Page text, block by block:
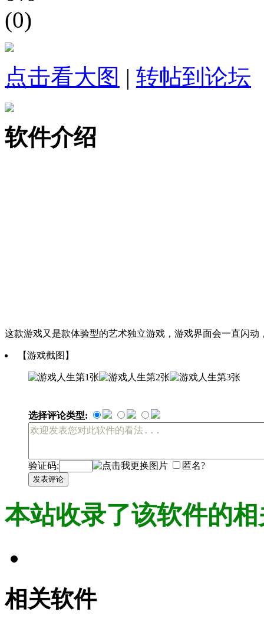
(0)
点击看大图 | 转帖到论坛
软件介绍
这款游戏又是款体验型的艺术独立游戏，游戏界面会一直闪
【游戏截图】
选择评论类型:
验证码: 匿名?
发表评论
本站收录了该软件的
相关软件